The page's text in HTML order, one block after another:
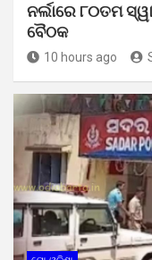
ନର୍ଲାରେ ୮୦ତମ
ବୈଠକ
10 hours ago